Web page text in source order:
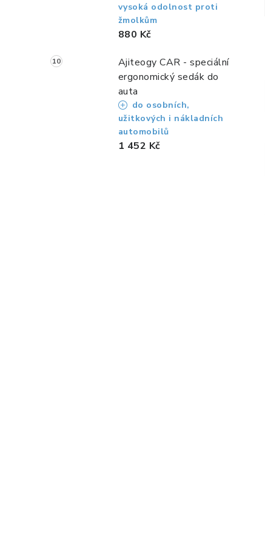
vysoká odolnost proti
žmolkům
880 Kč
Ajiteogy CAR - speciální
ergonomický sedák do
auta
do osobních,
užitkových i nákladních
automobilů
1 452 Kč